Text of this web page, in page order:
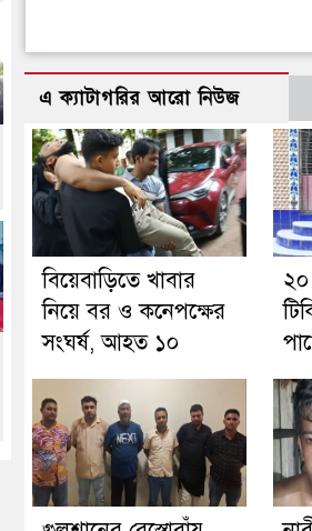
এ ক্যাটাগরির আরো নিউজ
বিয়েবাড়িতে খাবার
নিয়ে বর ও কনেপক্ষের
সংঘর্ষ, আহত ১০
২০